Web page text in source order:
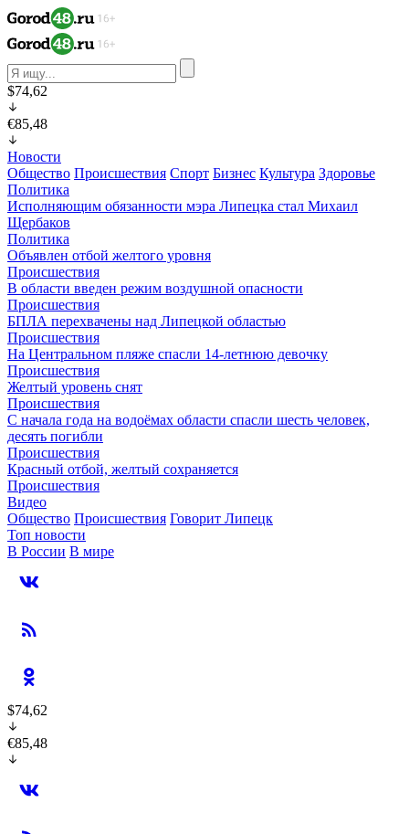
$74,62
€85,48
Новости
Общество Происшествия Спорт Бизнес Культура Здоровье
Политика
Исполняющим обязанности мэра Липецка стал Михаил
Щербаков
Политика
Объявлен отбой желтого уровня
Происшествия
В области введен режим воздушной опасности
Происшествия
БПЛА перехвачены над Липецкой областью
Происшествия
На Центральном пляже спасли 14-летнюю девочку
Происшествия
Желтый уровень снят
Происшествия
С начала года на водоёмах области спасли шесть человек,
десять погибли
Происшествия
Красный отбой, желтый сохраняется
Происшествия
Видео
Общество Происшествия Говорит Липецк
Топ новости
В России В мире
$74,62
€85,48